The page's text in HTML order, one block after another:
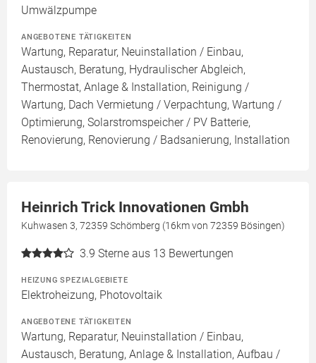
Umwälzpumpe
ANGEBOTENE TÄTIGKEITEN
Wartung, Reparatur, Neuinstallation / Einbau,
Austausch, Beratung, Hydraulischer Abgleich,
Thermostat, Anlage & Installation, Reinigung /
Wartung, Dach Vermietung / Verpachtung, Wartung /
Optimierung, Solarstromspeicher / PV Batterie,
Renovierung, Renovierung / Badsanierung, Installation
Heinrich Trick Innovationen Gmbh
Kuhwasen 3, 72359 Schömberg (16km von 72359 Bösingen)
3.9 Sterne aus 13 Bewertungen
HEIZUNG SPEZIALGEBIETE
Elektroheizung, Photovoltaik
ANGEBOTENE TÄTIGKEITEN
Wartung, Reparatur, Neuinstallation / Einbau,
Austausch, Beratung, Anlage & Installation, Aufbau /